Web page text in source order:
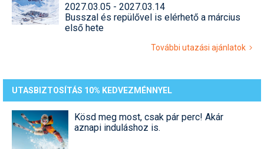
2027.03.05 - 2027.03.14
Busszal és repülővel is elérhető a március
első hete
További utazási ajánlatok
UTASBIZTOSÍTÁS 10% KEDVEZMÉNNYEL
Kösd meg most, csak pár perc! Akár
aznapi induláshoz is.